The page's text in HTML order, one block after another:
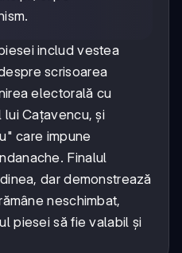
includ vestea
scrisoarea
electorală cu
Cațavencu, și
care impune
Finalul
dar demonstrează
neschimbat,
piesei să fie valabil și